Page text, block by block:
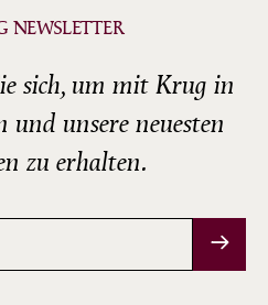
NEWSLETTER
sich, um mit Krug in
unsere neuesten
zu erhalten.